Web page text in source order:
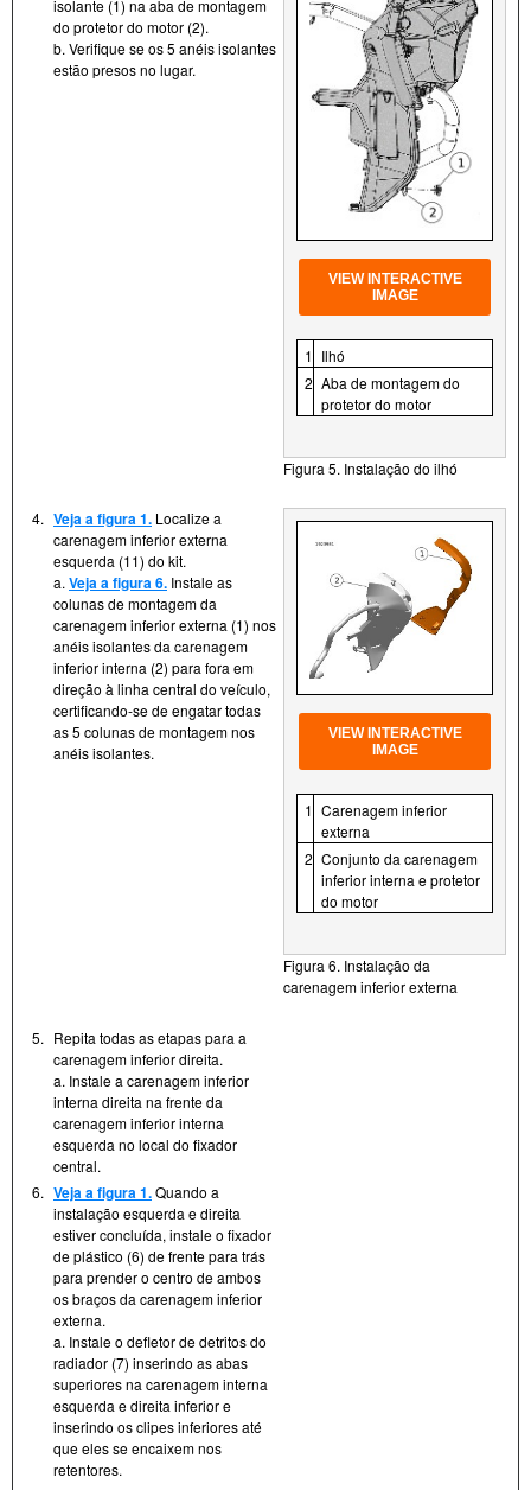
isolante (1) na aba de montagem
do protetor do motor (2).
b. Verifique se os 5 anéis isolantes
estão presos no lugar.
VIEW INTERACTIVE
IMAGE
1 Ilhó
2 Aba de montagem do
protetor do motor
Figura 5. Instalação do ilhó
4. Veja a figura 1. Localize a
carenagem inferior externa
esquerda (11) do kit.
a. Veja a figura 6. Instale as
colunas de montagem da
carenagem inferior externa (1) nos
anéis isolantes da carenagem
inferior interna (2) para fora em
direção à linha central do veículo,
certificando-se de engatar todas
as 5 colunas de montagem nos
anéis isolantes.
VIEW INTERACTIVE
IMAGE
1 Carenagem inferior
externa
2 Conjunto da carenagem
inferior interna e protetor
do motor
Figura 6. Instalação da
carenagem inferior externa
5. Repita todas as etapas para a
carenagem inferior direita.
a. Instale a carenagem inferior
interna direita na frente da
carenagem inferior interna
esquerda no local do fixador
central.
6. Veja a figura 1.Quando a
instalação esquerda e direita
estiver concluída, instale o fixador
de plástico (6) de frente para trás
para prender o centro de ambos
os braços da carenagem inferior
externa.
a. Instale o defletor de detritos do
radiador (7) inserindo as abas
superiores na carenagem interna
esquerda e direita inferior e
inserindo os clipes inferiores até
que eles se encaixem nos
retentores.